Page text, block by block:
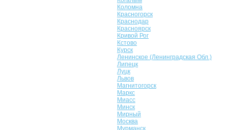
Коломна
Красногорск
Краснодар
Красноярск
Кривой Рог
Кстово
Курск
Ленинское (Ленинградская Обл.)
Липецк
Луцк
Львов
Магнитогорск
Маркс
Миасс
Минск
Мирный
Москва
Мурманск